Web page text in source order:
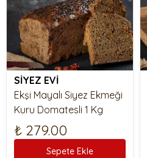
SİYEZ EVİ
Ekşi Mayalı Siyez Ekmeği
Kuru Domatesli 1 Kg
₺ 279.00
Sepete Ekle